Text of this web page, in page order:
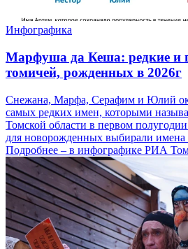
Инфографика
Марфуша да Кеша: редкие и
томичей, рожденных в 2026г
Снежана, Марфа, Серафим и Юлий
самых редких имен, которыми
Томской области в первом
для новорожденных выбирали
Подробнее – в инфографике РИА